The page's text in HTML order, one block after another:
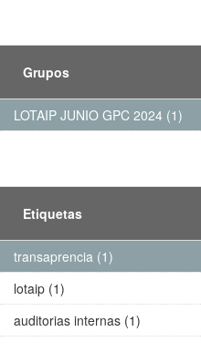
Grupos
LOTAIP JUNIO GPC 2024 (1)
Etiquetas
transaprencia (1)
lotaip (1)
auditorias internas (1)